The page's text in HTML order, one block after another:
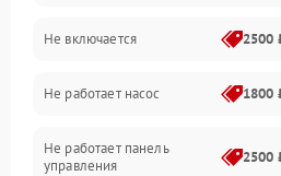
Нагрев
Вода
Гигиена
Не включается 2500
Не работает насос 1800
Не работает панель
управления
2500